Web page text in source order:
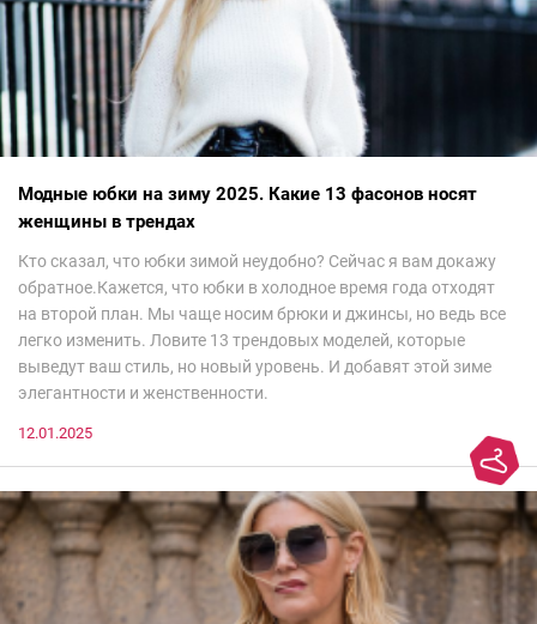
Модные юбки на зиму 2025. Какие 13 фасонов носят
женщины в трендах
Кто сказал, что юбки зимой неудобно? Сейчас я вам докажу
обратное.Кажется, что юбки в холодное время года отходят
на второй план. Мы чаще носим брюки и джинсы, но ведь все
легко изменить. Ловите 13 трендовых моделей, которые
выведут ваш стиль, но новый уровень. И добавят этой зиме
элегантности и женственности.
12.01.2025